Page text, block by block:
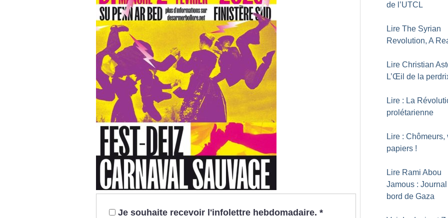
Je souhaite recevoir l'infolettre hebdomadaire. *
de l’UTCL
Lire The Syrian
Revolution, A
Lire Christian
L’Œil de la
Lire : La
prolétarienne
Lire : Chômeurs,
papiers !
Lire Rami Abou
Jamous :
bord de Gaza